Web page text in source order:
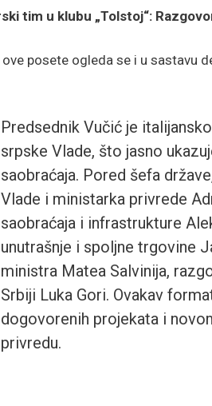
tim u klubu „Tolstoj“:
posete ogleda se i u sastavu
Predsednik Vučić je
srpske Vlade, što jasno
saobraćaja. Pored šefa
Vlade i ministarka privrede
saobraćaja i infrastrukture
unutrašnje i spoljne trgovine
ministra Matea Salvinija,
Srbiji Luka Gori. Ovakav
dogovorenih projekata i
privredu.